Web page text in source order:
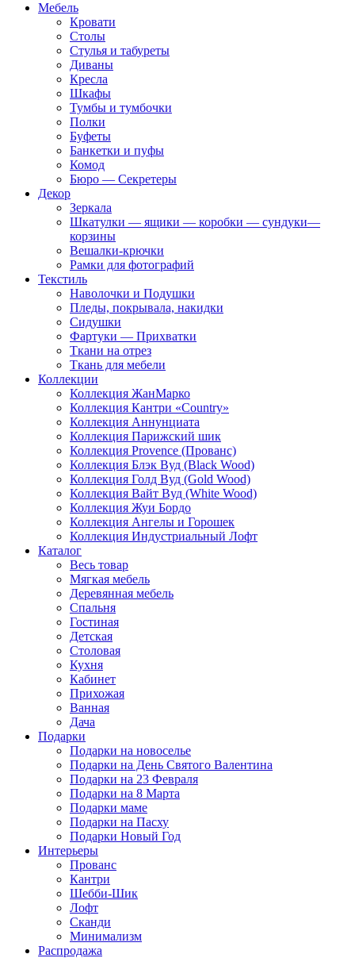
Мебель
Кровати
Столы
Стулья и табуреты
Диваны
Кресла
Шкафы
Тумбы и тумбочки
Полки
Буфеты
Банкетки и пуфы
Комод
Бюро — Секретеры
Декор
Зеркала
Шкатулки — ящики — коробки — сундуки—
корзины
Вешалки-крючки
Рамки для фотографий
Текстиль
Наволочки и Подушки
Пледы, покрывала, накидки
Сидушки
Фартуки — Прихватки
Ткани на отрез
Ткань для мебели
Коллекции
Коллекция ЖанМарко
Коллекция Кантри «Country»
Коллекция Аннунциата
Коллекция Парижский шик
Коллекция Provence (Прованс)
Коллекция Блэк Вуд (Black Wood)
Коллекция Голд Вуд (Gold Wood)
Коллекция Вайт Вуд (White Wood)
Коллекция Жуи Бордо
Коллекция Ангелы и Горошек
Коллекция Индустриальный Лофт
Каталог
Весь товар
Мягкая мебель
Деревянная мебель
Спальня
Гостиная
Детская
Столовая
Кухня
Кабинет
Прихожая
Ванная
Дача
Подарки
Подарки на новоселье
Подарки на День Святого Валентина
Подарки на 23 Февраля
Подарки на 8 Марта
Подарки маме
Подарки на Пасху
Подарки Новый Год
Интерьеры
Прованс
Кантри
Шебби-Шик
Лофт
Сканди
Минимализм
Распродажа